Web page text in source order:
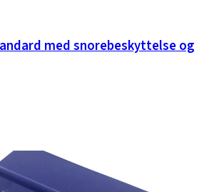
med snorebeskyttelse og